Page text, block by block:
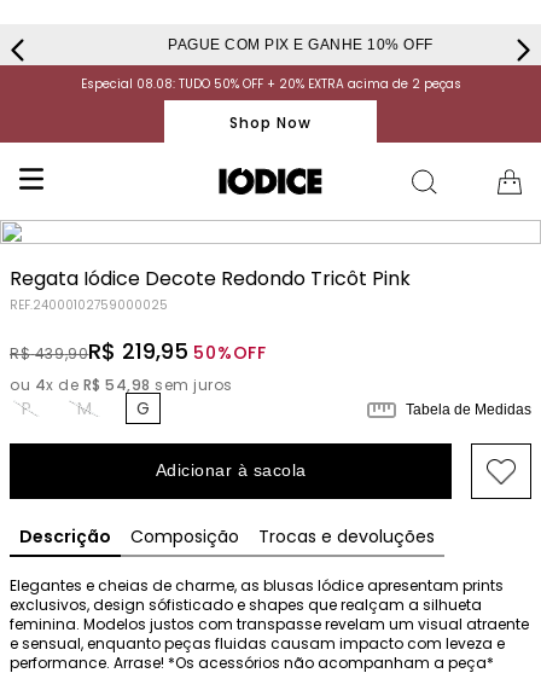
PAGUE COM PIX E GANHE 10% OFF
Especial 08.08: TUDO 50% OFF + 20% EXTRA acima de 2 peças
Shop Now
Regata Iódice Decote Redondo Tricôt Pink
REF.24000102759000025
R$ 439,90R$ 219,95 50%OFF
ou 4x de R$ 54,98 sem juros
P M G Tabela de Medidas
Adicionar à sacola
Descrição Composição Trocas e devoluções
Elegantes e cheias de charme, as blusas Iódice apresentam prints
exclusivos, design sófisticado e shapes que realçam a silhueta
feminina. Modelos justos com transpasse revelam um visual atraente
e sensual, enquanto peças fluidas causam impacto com leveza e
performance. Arrase! *Os acessórios não acompanham a peça*